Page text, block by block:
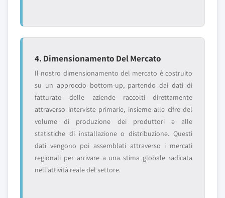
4. Dimensionamento Del Mercato
Il nostro dimensionamento del mercato è costruito
su un approccio bottom-up, partendo dai dati di
fatturato delle aziende raccolti direttamente
attraverso interviste primarie, insieme alle cifre del
volume di produzione dei produttori e alle
statistiche di installazione o distribuzione. Questi
dati vengono poi assemblati attraverso i mercati
regionali per arrivare a una stima globale radicata
nell'attività reale del settore.